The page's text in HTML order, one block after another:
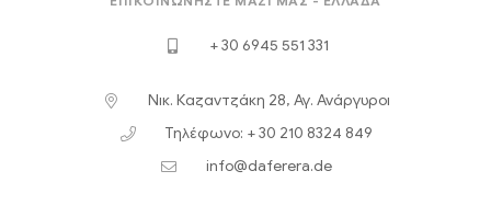
+ 30 6945 551 331
Νικ. Καζαντζάκη 28, Αγ. Ανάργυροι
Τηλέφωνο: + 30 210 8324 849
info@daferera.de